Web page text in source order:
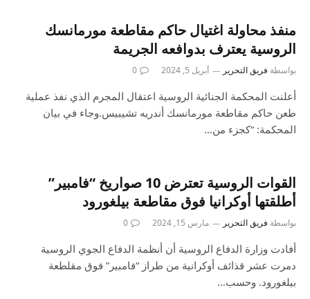
منفذ محاولة اغتيال حاكم مقاطعة مورمانسك
الروسية يعترف بدوافعه الجريمة
بواسطة فريق التحرير أبريل 5, 2024 0
أعلنت المحكمة الجنائية الروسية اعتقال المجرم الذي نفذ عملية
طعن حاكم مقاطعة مورمانسك أندريه تشيبيس.وجاء في بيان
المحكمة: “كجزء من…
القوات الروسية تعترض 10 صواريخ “فامبير”
أطلقتها أوكرانيا فوق مقاطعة بيلغورود
بواسطة فريق التحرير مارس 15, 2024 0
أفادت وزارة الدفاع الروسية أن أنظمة الدفاع الجوي الروسية
دمرت عشر قذائف أوكرانية من طراز “فامبير” فوق مقلطعة
بيلغورود. وحسب…